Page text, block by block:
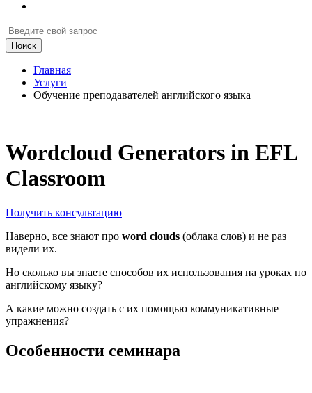
Главная
Услуги
Обучение преподавателей английского языка
Wordcloud Generators in EFL
Classroom
Получить консультацию
Наверно, все знают про word clouds (облака слов) и не раз
видели их.
Но сколько вы знаете способов их использования на уроках по
английскому языку?
А какие можно создать с их помощью коммуникативные
упражнения?
Особенности семинара